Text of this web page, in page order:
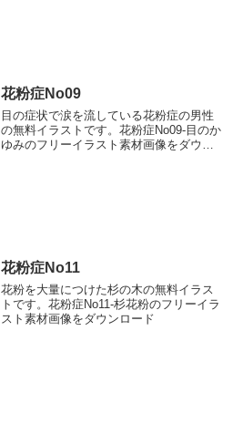
花粉症No09
目の症状で涙を流している花粉症の男性
の無料イラストです。花粉症No09-目のか
ゆみのフリーイラスト素材画像をダウン
花粉症No11
花粉を大量につけた杉の木の無料イラス
トです。花粉症No11-杉花粉のフリーイラ
スト素材画像をダウンロード